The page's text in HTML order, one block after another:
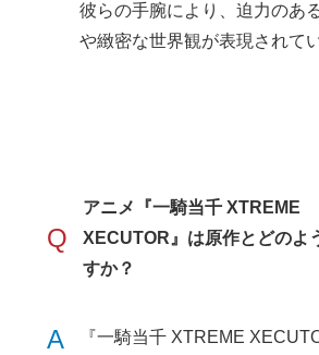
彼らの手腕により、迫力のあ
や緻密な世界観が表現されて
Q
アニメ『一騎当千 XTREME
XECUTOR』は原作とどのよ
すか？
A
『一騎当千 XTREME